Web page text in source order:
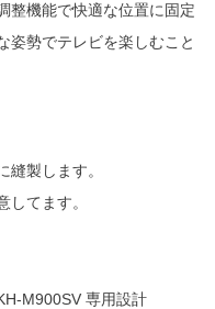
整機能で快適な位置に固定
姿勢でテレビを楽しむこと
製します。
してます。
M900SV 専用設計